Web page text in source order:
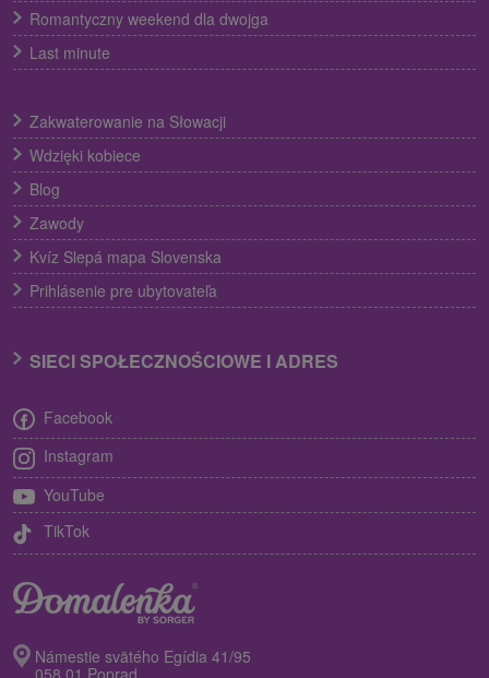
Romantyczny weekend dla dwojga
Last minute
Zakwaterowanie na Słowacji
Wdzięki kobiece
Blog
Zawody
Kvíz Slepá mapa Slovenska
Prihlásenie pre ubytovateľa
SIECI SPOŁECZNOŚCIOWE I ADRES
Facebook
Instagram
YouTube
TikTok
Námestie svätého Egídia 41/95
058 01 Poprad